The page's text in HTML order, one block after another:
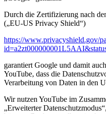
Durch die Zertifizierung nach
(„EU-US Privacy Shield“)
https://www.privacyshield.gov/
garantiert Google und damit
YouTube, dass die
Verarbeitung von Daten in den
Wir nutzen YouTube im
„Erweiterter